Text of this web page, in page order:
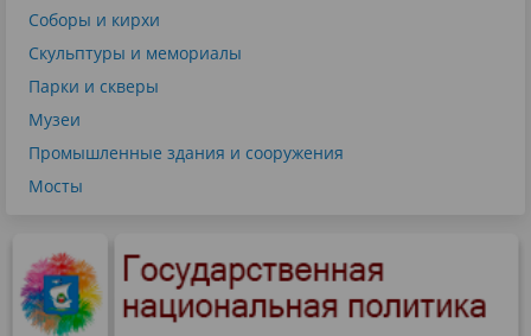
Соборы и кирхи
Скульптуры и мемориалы
Парки и скверы
Музеи
Промышленные здания и сооружения
Мосты